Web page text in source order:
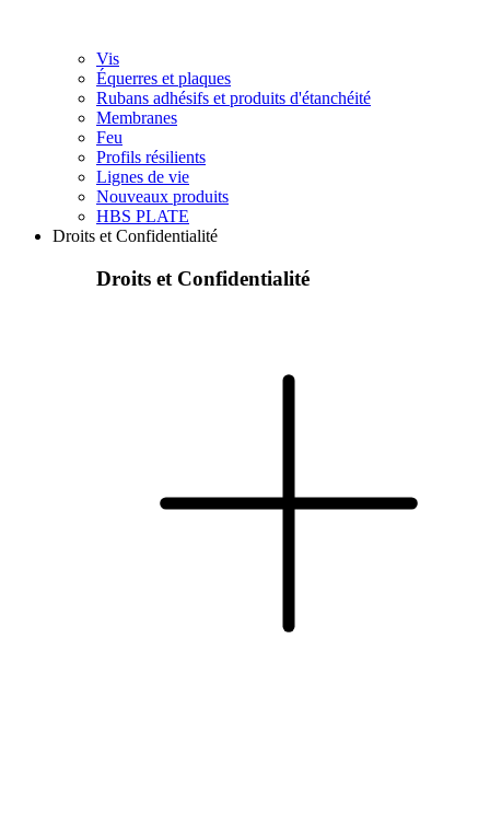
Vis
Équerres et plaques
Rubans adhésifs et produits d'étanchéité
Membranes
Feu
Profils résilients
Lignes de vie
Nouveaux produits
HBS PLATE
Droits et Confidentialité
Droits et Confidentialité